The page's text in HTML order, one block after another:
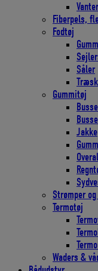
Fiberpels,
Fodtøj
Såler
Gummitøj
Jakke
Strømper
Termotøj
Waders &